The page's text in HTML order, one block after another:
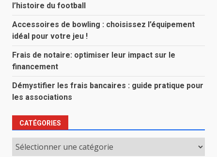
l’histoire du football
Accessoires de bowling : choisissez l’équipement
idéal pour votre jeu !
Frais de notaire: optimiser leur impact sur le
financement
Démystifier les frais bancaires : guide pratique pour
les associations
CATÉGORIES
Catégories